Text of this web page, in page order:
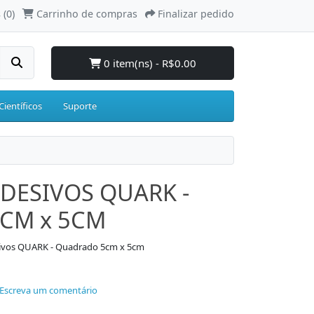
Carrinho de compras Finalizar pedido
0 item(ns) - R$0.00
Suporte
QUARK -
x 5CM
QUARK - Quadrado 5cm x 5cm
Escreva um comentário